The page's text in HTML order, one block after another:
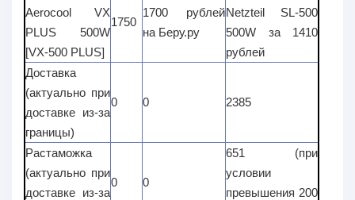
Aerocool VX
PLUS 500W
[VX-500 PLUS]
1750
1700 рублей
на Беру.ру
Netzteil SL-500
500W за 1410
рублей
Доставка
(актуально при
доставке из-за
границы)
0 0 2385
Растаможка
(актуально при
доставке из-за
0 0
651 (при
условии
превышения 200